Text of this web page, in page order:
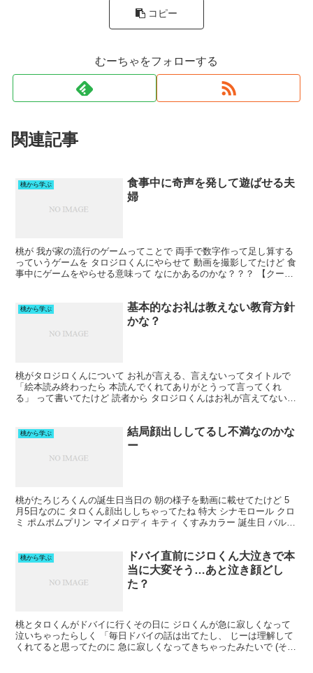
コピー
むーちゃをフォローする
関連記事
桃から学ぶ
食事中に奇声を発して遊ばせる夫
婦
桃が 我が家の流行のゲームってことで 両手で数字作って足し算する
っていうゲームを タロジロくんにやらせて 動画を撮影してたけど 食
事中にゲームをやらせる意味って なにかあるのかな？？？ 【クーポ
桃から学ぶ
基本的なお礼は教えない教育方針
かな？
桃がタロジロくんについて お礼が言える、言えないってタイトルで
「絵本読み終わったら 本読んでくれてありがとうって言ってくれ
る」 って書いてたけど 読者から タロジロくんはお礼が言えてない
桃から学ぶ
結局顔出ししてるし不満なのかな
ー
桃がたろじろくんの誕生日当日の 朝の様子を動画に載せてたけど 5
月5日なのに タロくん顔出ししちゃってたね 特大 シナモロール クロ
ミ ポムポムプリン マイメロディ キティ くすみカラー 誕生日 バルー
桃から学ぶ
ドバイ直前にジロくん大泣きで本
当に大変そう…あと泣き顔どし
た？
桃とタロくんがドバイに行くその日に ジロくんが急に寂しくなって
泣いちゃったらしく 「毎日ドバイの話は出てたし、 じーは理解して
くれてると思ってたのに 急に寂しくなってきちゃったみたいで (そり